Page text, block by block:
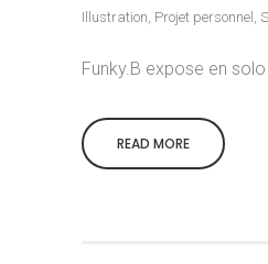
Illustration, Projet personnel ,
Funky.B expose en
READ MORE